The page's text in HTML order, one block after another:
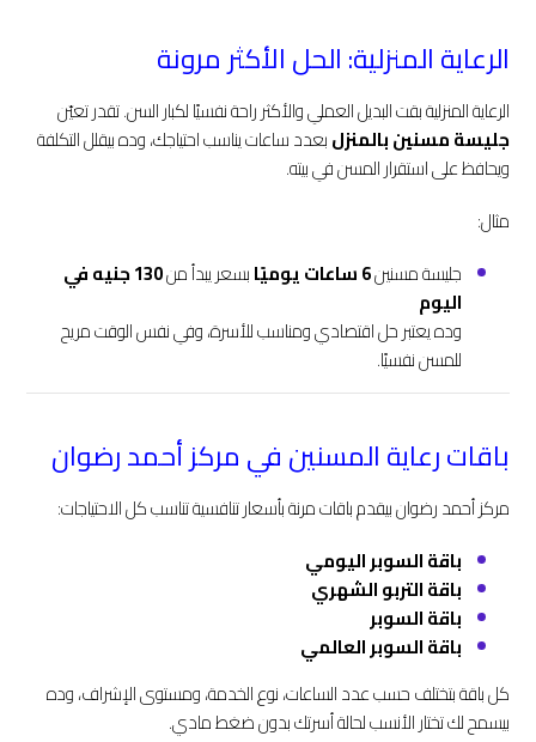
الرعاية المنزلية: الحل الأكثر مرونة
الرعاية المنزلية بقت البديل العملي والأكثر راحة نفسيًا لكبار السن. تقدر تعيّن
جليسة مسنين بالمنزلبعدد ساعات يناسب احتياجك، وده بيقلل التكلفة
ويحافظ على استقرار المسن في بيته.
مثال:
جليسة مسنين6 ساعات يوميًا بسعر يبدأ من
130 جنيه في
اليوم
وده يعتبر حل اقتصادي ومناسب للأسرة، وفي نفس الوقت مريح
للمسن نفسيًا.
باقات رعاية المسنين في مركز أحمد رضوان
مركز أحمد رضوان بيقدم باقات مرنة بأسعار تنافسية تناسب كل الاحتياجات:
باقة السوبر اليومي
باقة التربو الشهري
باقة السوبر
باقة السوبر العالمي
كل باقة بتختلف حسب عدد الساعات، نوع الخدمة، ومستوى الإشراف، وده
بيسمح لك تختار الأنسب لحالة أسرتك بدون ضغط مادي.